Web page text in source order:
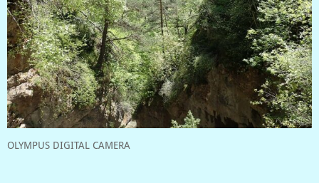
OLYMPUS DIGITAL CAMERA